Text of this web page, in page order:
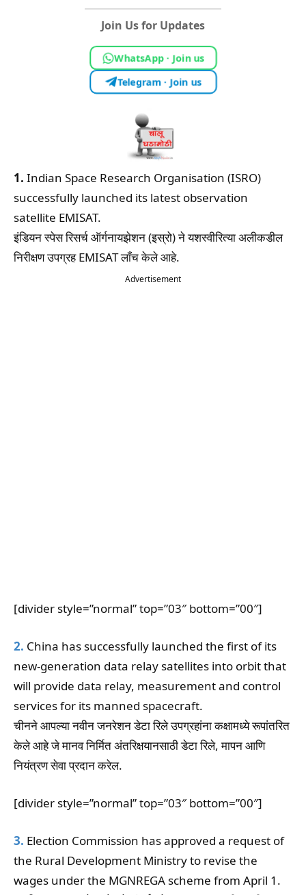
Join Us for Updates
WhatsApp · Join us
Telegram · Join us
1. Indian Space Research Organisation (ISRO)
successfully launched its latest observation
satellite EMISAT.
इंडियन स्पेस रिसर्च ऑर्गनायझेशन (इस्रो) ने यशस्वीरित्या अलीकडील
निरीक्षण उपग्रह EMISAT लॉंच केले आहे.
Advertisement
[divider style=”normal” top=”03″ bottom=”00″]
2. China has successfully launched the first of its
new-generation data relay satellites into orbit that
will provide data relay, measurement and control
services for its manned spacecraft.
चीनने आपल्या नवीन जनरेशन डेटा रिले उपग्रहांना कक्षामध्ये रूपांतरित
केले आहे जे मानव निर्मित अंतरिक्षयानसाठी डेटा रिले, मापन आणि
नियंत्रण सेवा प्रदान करेल.
[divider style=”normal” top=”03″ bottom=”00″]
3. Election Commission has approved a request of
the Rural Development Ministry to revise the
wages under the MGNREGA scheme from April 1.